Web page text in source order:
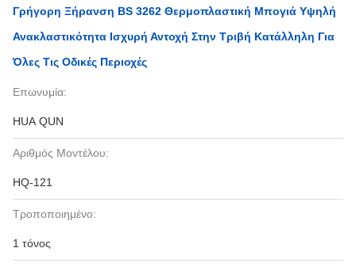
Γρήγορη Ξήρανση BS 3262 Θερμοπλαστική Μπογιά Υψηλή
Ανακλαστικότητα Ισχυρή Αντοχή Στην Τριβή Κατάλληλη Για
Όλες Τις Οδικές Περιοχές
Επωνυμία:
HUA QUN
Αριθμός Μοντέλου:
HQ-121
Τροποποιημένο:
1 τόνος